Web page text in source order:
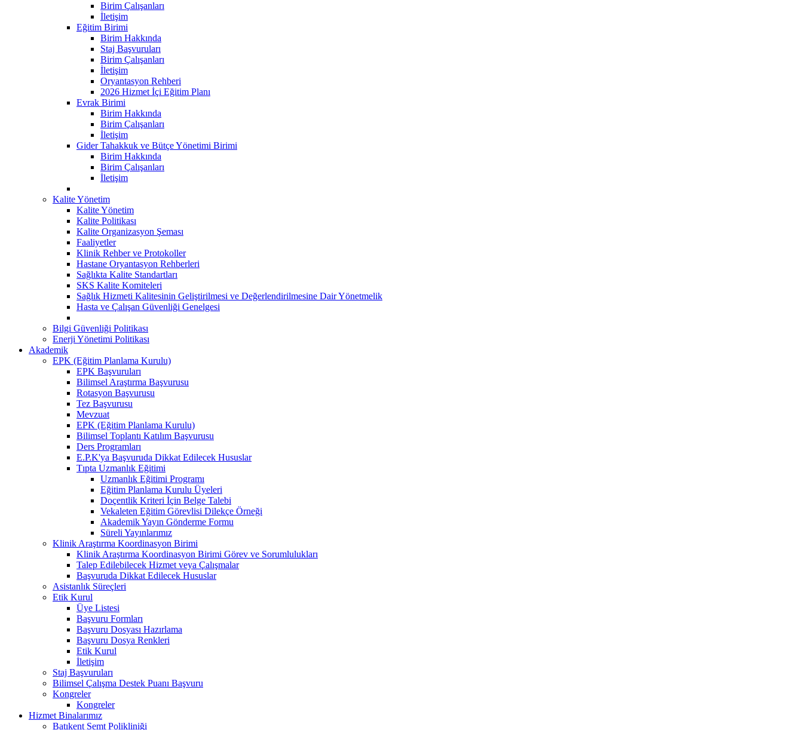
Birim Çalışanları
İletişim
Eğitim Birimi
Birim Hakkında
Staj Başvuruları
Birim Çalışanları
İletişim
Oryantasyon Rehberi
2026 Hizmet İçi Eğitim Planı
Evrak Birimi
Birim Hakkında
Birim Çalışanları
İletişim
Gider Tahakkuk ve Bütçe Yönetimi Birimi
Birim Hakkında
Birim Çalışanları
İletişim
Kalite Yönetim
Kalite Yönetim
Kalite Politikası
Kalite Organizasyon Şeması
Faaliyetler
Klinik Rehber ve Protokoller
Hastane Oryantasyon Rehberleri
Sağlıkta Kalite Standartları
SKS Kalite Komiteleri
Sağlık Hizmeti Kalitesinin Geliştirilmesi ve Değerlendirilmesine Dair Yönetmelik
Hasta ve Çalışan Güvenliği Genelgesi
Bilgi Güvenliği Politikası
Enerji Yönetimi Politikası
Akademik
EPK (Eğitim Planlama Kurulu)
EPK Başvuruları
Bilimsel Araştırma Başvurusu
Rotasyon Başvurusu
Tez Başvurusu
Mevzuat
EPK (Eğitim Planlama Kurulu)
Bilimsel Toplantı Katılım Başvurusu
Ders Programları
E.P.K'ya Başvuruda Dikkat Edilecek Hususlar
Tıpta Uzmanlık Eğitimi
Uzmanlık Eğitimi Programı
Eğitim Planlama Kurulu Üyeleri
Doçentlik Kriteri İçin Belge Talebi
Vekaleten Eğitim Görevlisi Dilekçe Örneği
Akademik Yayın Gönderme Formu
Süreli Yayınlarımız
Klinik Araştırma Koordinasyon Birimi
Klinik Araştırma Koordinasyon Birimi Görev ve Sorumlulukları
Talep Edilebilecek Hizmet veya Çalışmalar
Başvuruda Dikkat Edilecek Hususlar
Asistanlık Süreçleri
Etik Kurul
Üye Listesi
Başvuru Formları
Başvuru Dosyası Hazırlama
Başvuru Dosya Renkleri
Etik Kurul
İletişim
Staj Başvuruları
Bilimsel Çalışma Destek Puanı Başvuru
Kongreler
Kongreler
Hizmet Binalarımız
Batıkent Semt Polikliniği